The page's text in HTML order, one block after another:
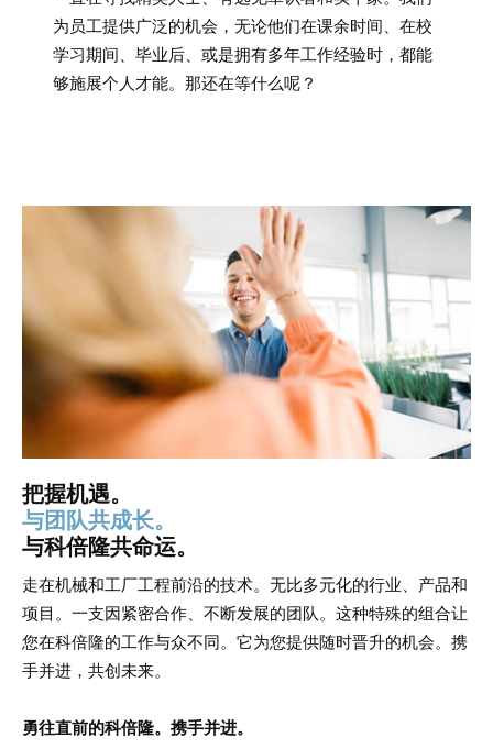
为员工提供广泛的机会，无论他们在课余时间、在校
学习期间、毕业后、或是拥有多年工作经验时，都能
够施展个人才能。那还在等什么呢？
把握机遇。
与团队共成长。
与科倍隆共命运。
走在机械和工厂工程前沿的技术。无比多元化的行业、产品和
项目。一支因紧密合作、不断发展的团队。这种特殊的组合让
您在科倍隆的工作与众不同。它为您提供随时晋升的机会。携
手并进，共创未来。
勇往直前的科倍隆。携手并进。